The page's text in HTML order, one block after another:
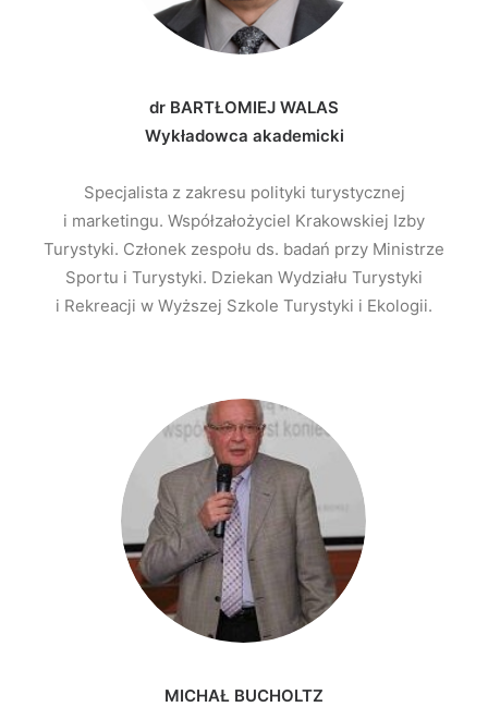
dr BARTŁOMIEJ WALAS
Wykładowca akademicki
Specjalista z zakresu polityki turystycznej
i marketingu. Współzałożyciel Krakowskiej Izby
Turystyki. Członek zespołu ds. badań przy Ministrze
Sportu i Turystyki. Dziekan Wydziału Turystyki
i Rekreacji w Wyższej Szkole Turystyki i Ekologii.
MICHAŁ BUCHOLTZ